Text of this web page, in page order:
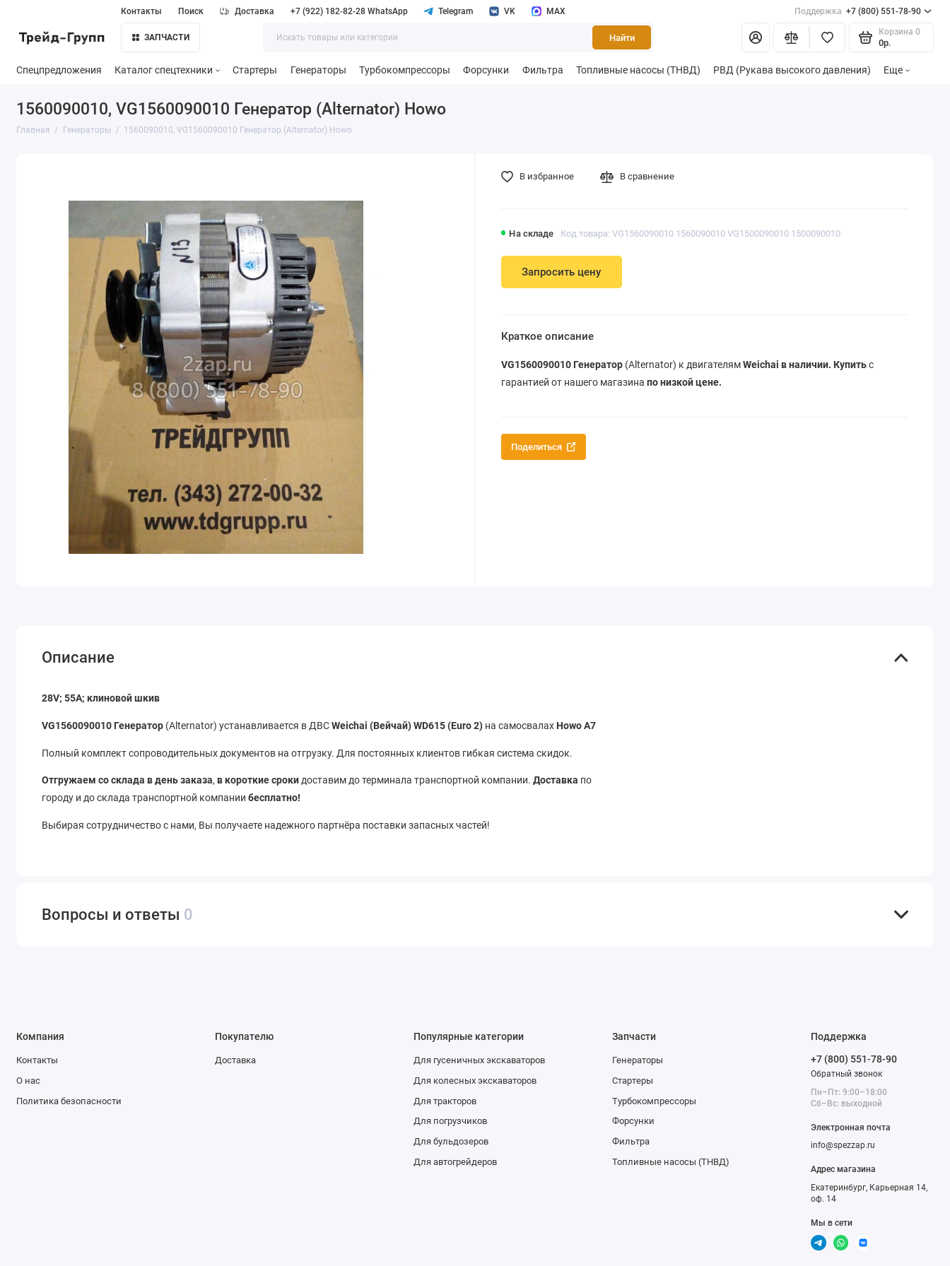
Контакты Поиск Доставка +7 (922) 182-82-28 WhatsApp Telegram VK MAX Поддержка +7 (800) 551-78-90
ЗАПЧАСТИ Найти
Корзина 0
0р.
Спецпредложения Каталог спецтехники Стартеры Генераторы Турбокомпрессоры Форсунки Фильтра Топливные насосы (ТНВД) РВД (Рукава высокого давления) Еще
1560090010, VG1560090010 Генератор (Alternator) Howo
Главная Генераторы 1560090010, VG1560090010 Генератор (Alternator) Howo
На складе Код товара: VG1560090010 1560090010 VG1500090010 1500090010
Запросить цену
В избранное В сравнение
Краткое описание
VG1560090010 Генератор(Alternator) к двигателямWeichai в наличии. Купитьс
гарантией от нашего магазина по низкой цене.
Поделиться
Описание
28V; 55A; клиновой шкив
VG1560090010 Генератор (Alternator) устанавливается в ДВСWeichai (Вейчай) WD615 (Euro 2) на самосвалах Howo A7
Полный комплект сопроводительных документов на отгрузку. Для постоянных клиентов гибкая система скидок.
Отгружаем со склада в день заказа, в короткие срокидоставим до терминала транспортной компании.Доставка по
городу и до склада транспортной компаниибесплатно!
Выбирая сотрудничество с нами, Вы получаете надежного партнёра поставки запасных частей!
Вопросы и ответы 0
Компания
Контакты
О нас
Политика безопасности
Покупателю
Доставка
Популярные категории
Для гусеничных экскаваторов
Для колесных экскаваторов
Для тракторов
Для погрузчиков
Для бульдозеров
Для автогрейдеров
Запчасти
Генераторы
Стартеры
Турбокомпрессоры
Форсунки
Фильтра
Топливные насосы (ТНВД)
Поддержка
+7 (800) 551-78-90
Обратный звонок
Пн–Пт: 9:00–18:00
Сб–Вс: выходной
Электронная почта
info@spezzap.ru
Адрес магазина
Екатеринбург, Карьерная 14,
оф. 14
Мы в сети